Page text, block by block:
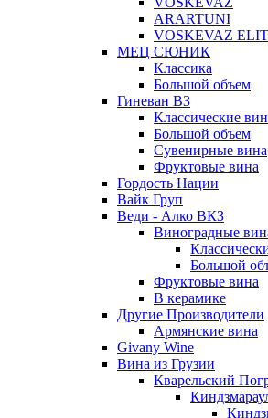
ARARTUNI
VOSKEVAZ
МЕЦ СЮНИК
Классика
Большой объем
Гиневан ВЗ
Классические
Большой объем
Сувенирные вина
Фруктовые вина
Гордость Нации
Вайк Груп
Веди - Алко ВКЗ
Виноградные
Большой
Фруктовые вина
В керамике
Другие Производители
Армянские вина
Givany Wine
Вина из Грузии
Кварельский